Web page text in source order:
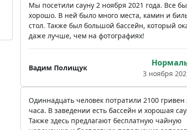
Мы посетили сауну 2 ноября 2021 года. Все
хорошо. В ней было много места, камин и
стол. Также был большой бассейн, который
даже лучше, чем на фотографиях!
Вадим Полищук
3 ноября
Одиннадцать человек потратили 2100 гривен
часа. В заведении есть бассейн и хорошая
Также здесь предлагают бесплатную чайную